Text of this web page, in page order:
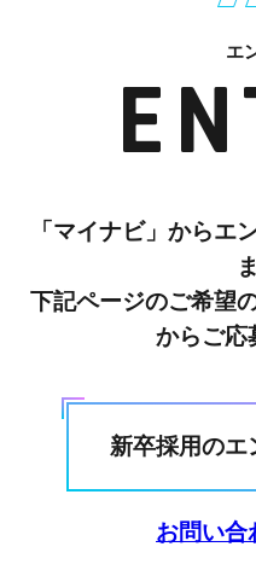
社員インタビュー
GUIDELINE
FAQ
よくあるご質問
エ
「マイナビ」からエ
下記ページのご希望
からご応
新卒採用のエ
お問い合